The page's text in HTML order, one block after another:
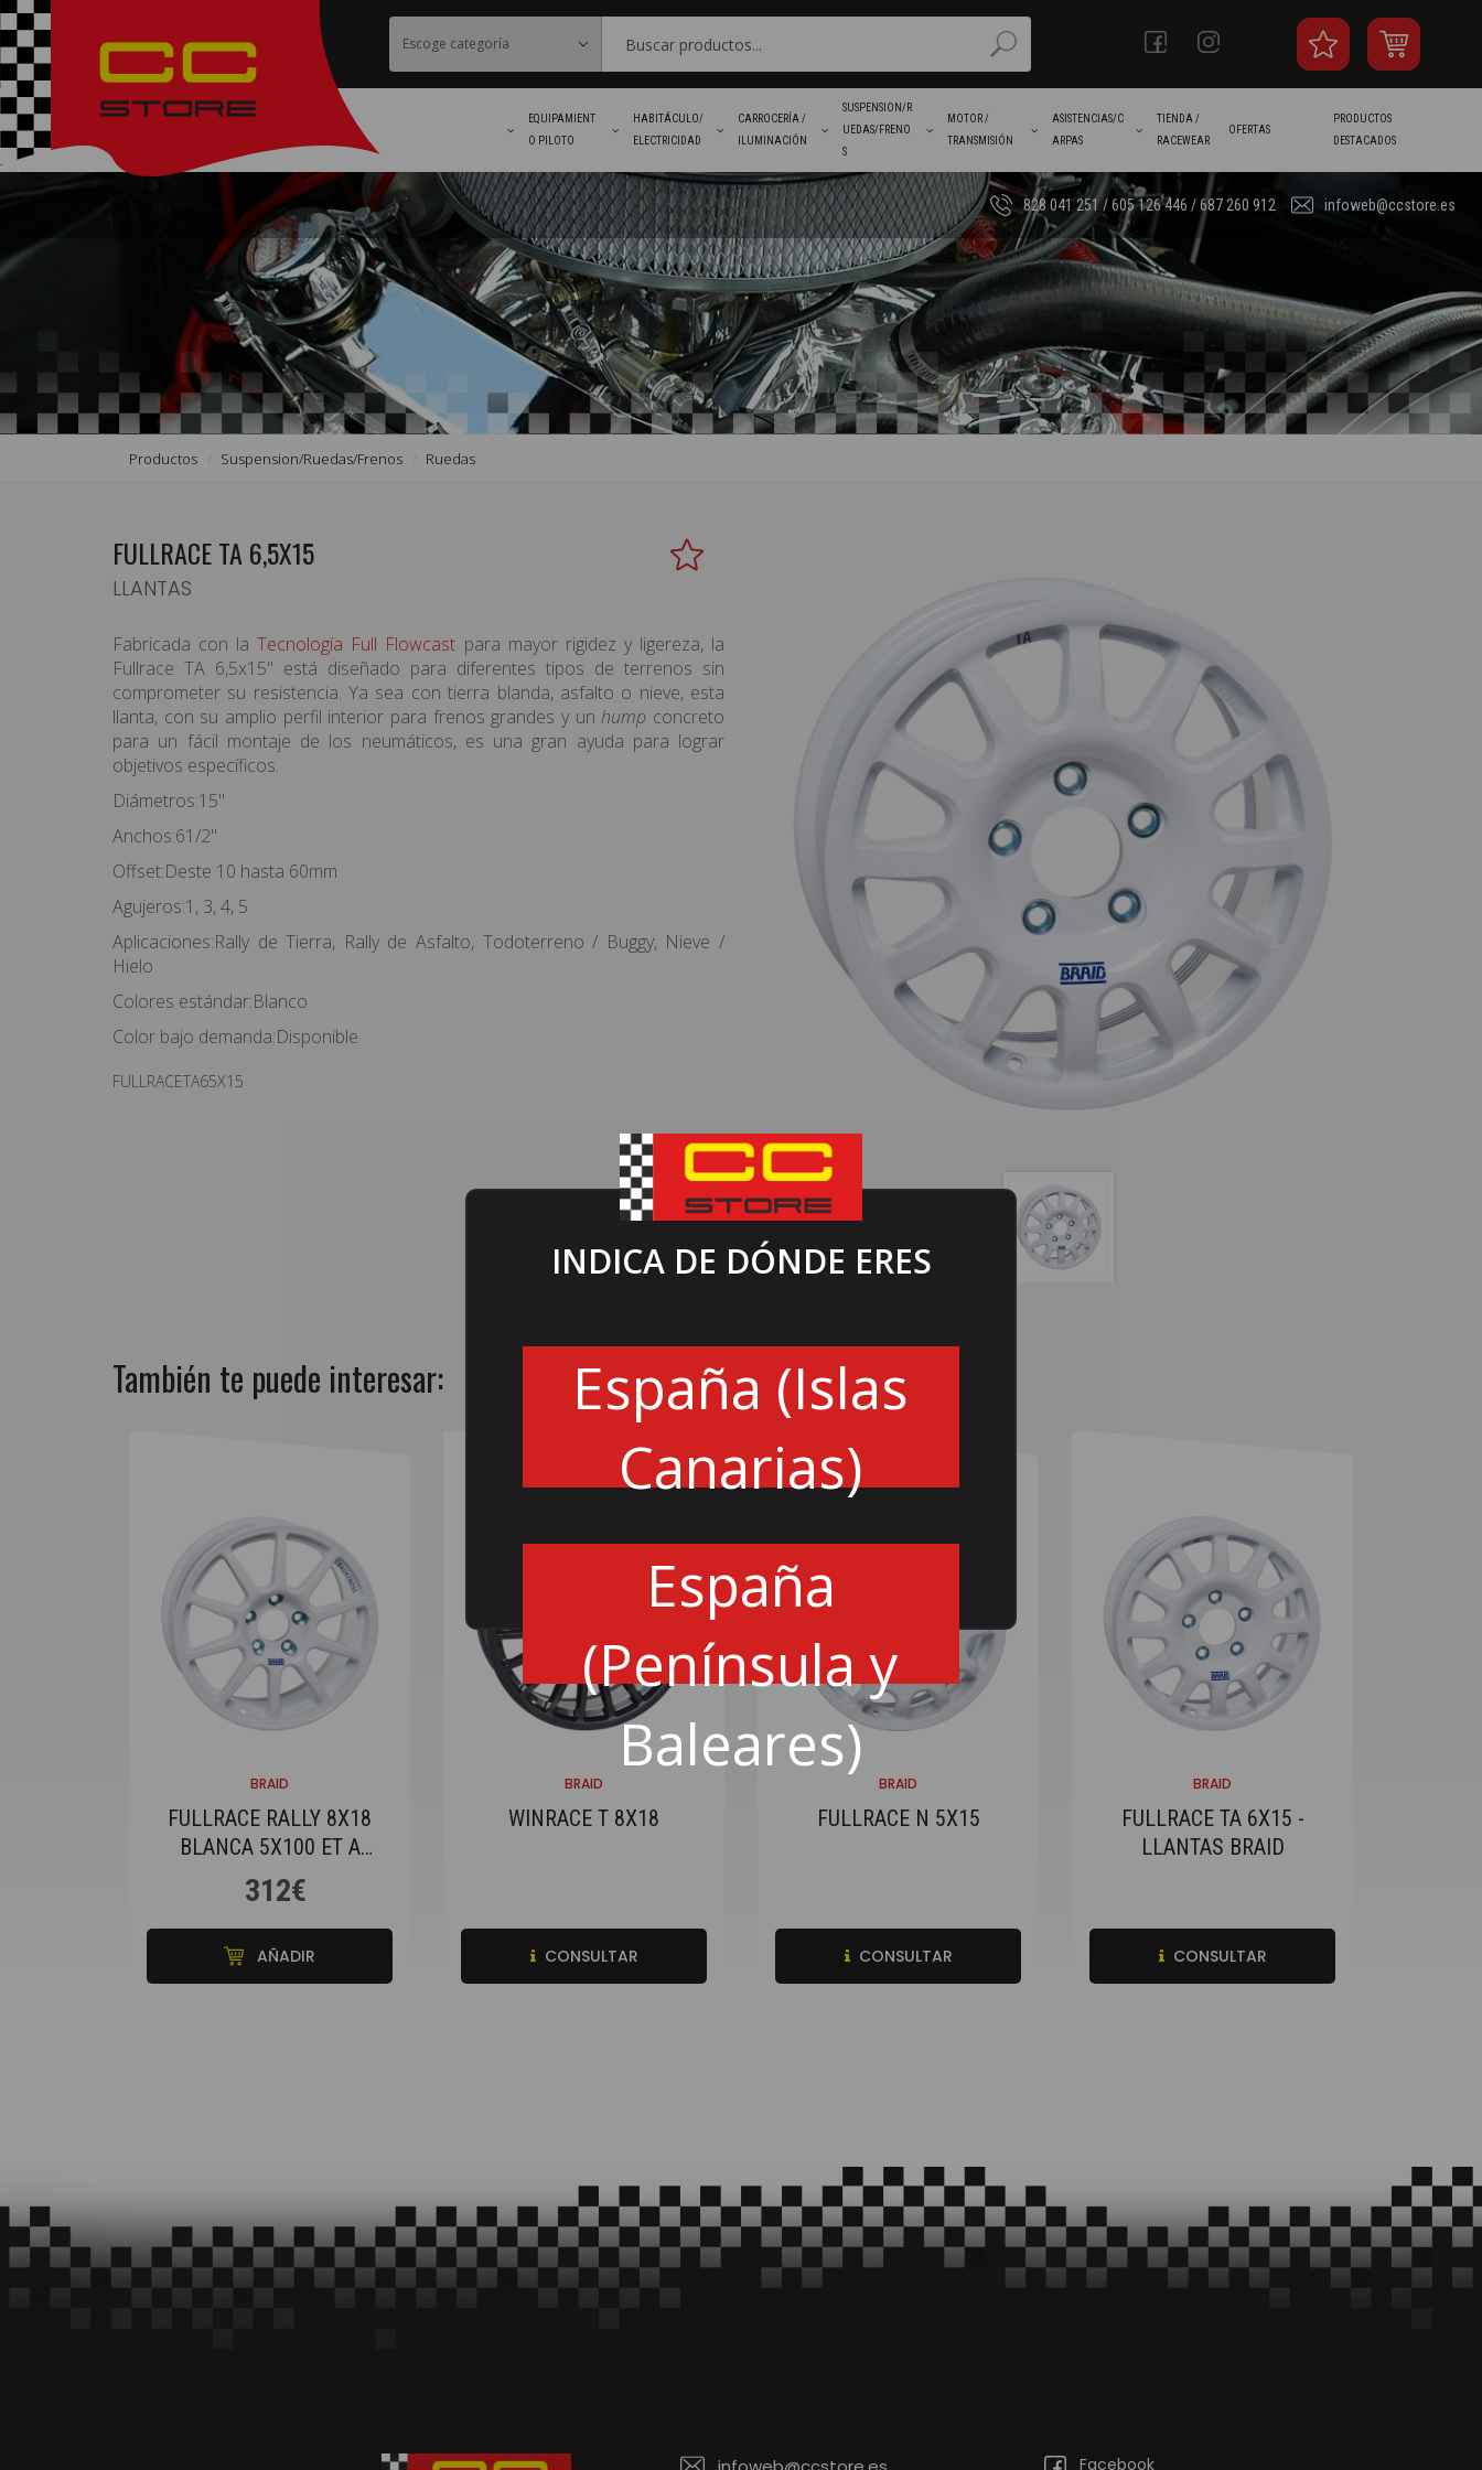
INDICA DE DÓNDE ERES
España (Islas
Canarias)
España
(Península y
Baleares)
EQUIPAMIENT
O PILOTO
HABITÁCULO/
ELECTRICIDAD
CARROCERÍA /
ILUMINACIÓN
SUSPENSION/R
UEDAS/FRENO
S
MOTOR /
TRANSMISIÓN
ASISTENCIAS/C
ARPAS
TIENDA /
RACEWEAR
OFERTAS
PRODUCTOS
DESTACADOS
828 041 251 / 605 126 446 / 687 260 912 infoweb@ccstore.es
Productos Suspension/ruedas/frenos Ruedas
FULLRACE TA 6,5X15
LLANTAS
Fabricada con laTecnología Full Flowcast para mayor rigidez y ligereza, la
Fullrace TA 6,5x15" está diseñado para diferentes tipos de terrenos sin
comprometer su resistencia. Ya sea con tierra blanda, asfalto o nieve, esta
llanta, con su amplio perfil interior para frenos grandes y unhump concreto
para un fácil montaje de los neumáticos, es una gran ayuda para lograr
objetivos específicos.
Diámetros:15"
Anchos:61/2"
Offset:Deste 10 hasta 60mm
Agujeros:1, 3, 4, 5
Aplicaciones:Rally de Tierra, Rally de Asfalto, Todoterreno / Buggy, Nieve /
Hielo
Colores estándar:Blanco
Color bajo demanda:Disponible
FULLRACETA65X15
También te puede interesar:
BRAID
FULLRACE RALLY 8X18
BLANCA 5X100 ET A
ELEGIR
312€
AÑADIR
BRAID
WINRACE T 8X18
CONSULTAR
BRAID
FULLRACE N 5X15
CONSULTAR
BRAID
FULLRACE TA 6X15 -
LLANTAS BRAID
CONSULTAR
Facebook
FAVORITOS
EQUIPAMIENTO PILOTO
HABITÁCULO/ELECTRICIDAD
CARROCERÍA / ILUMINACIÓN
SUSPENSION/RUEDAS/FRENOS
MOTOR / TRANSMISIÓN
TIENDA / RACEWEAR
PRODUCTOS DESTACADOS